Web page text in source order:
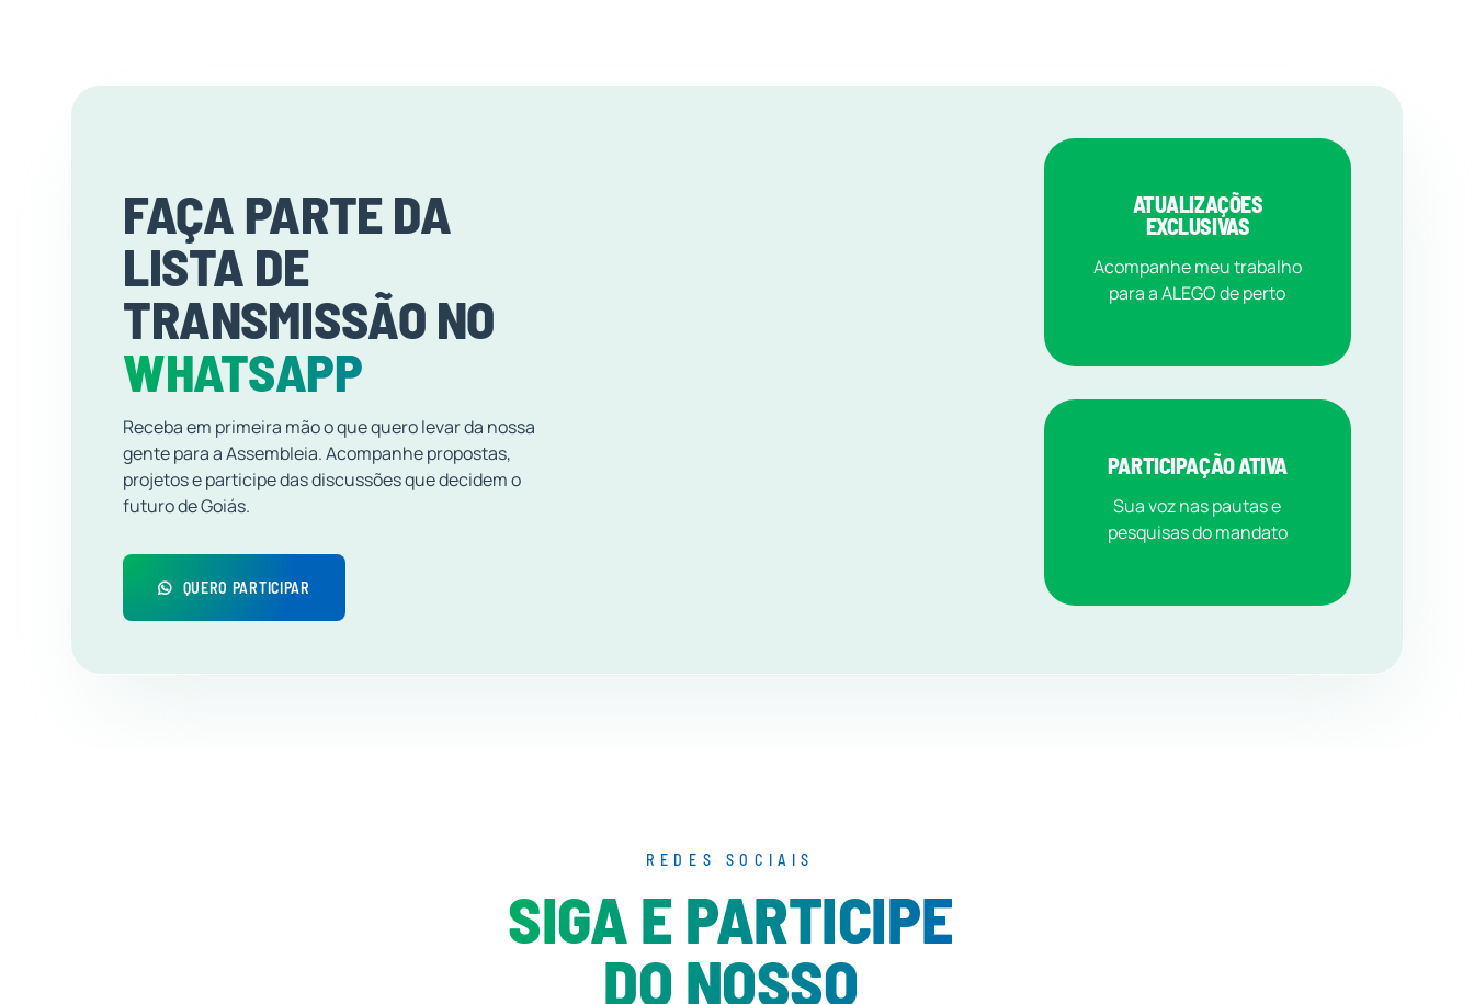
FAÇA PARTE DA
LISTA DE
TRANSMISSÃO NO
WHATSAPP
Receba em primeira mão o que quero levar da nossa
gente para a Assembleia. Acompanhe propostas,
projetos e participe das discussões que decidem o
futuro de Goiás.
QUERO PARTICIPAR
ATUALIZAÇÕES
EXCLUSIVAS
Acompanhe meu trabalho
para a ALEGO de perto
PARTICIPAÇÃO ATIVA
Sua voz nas pautas e
pesquisas do mandato
REDES SOCIAIS
SIGA E PARTICIPE
DO NOSSO